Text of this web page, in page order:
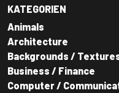
KATEGORIEN
Animals
Architecture
Backgrounds /
Business / Finance
Computer /